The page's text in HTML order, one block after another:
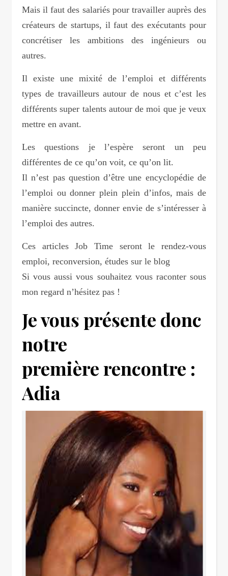
Mais il faut des salariés pour travailler auprès des
créateurs de startups, il faut des exécutants pour
concrétiser les ambitions des ingénieurs ou
autres.
Il existe une mixité de l’emploi et différents
types de travailleurs autour de nous et c’est les
différents super talents autour de moi que je veux
mettre en avant.
Les questions je l’espère seront un peu
différentes de ce qu’on voit, ce qu’on lit.
Il n’est pas question d’être une encyclopédie de
l’emploi ou donner plein plein d’infos, mais de
manière succincte, donner envie de s’intéresser à
l’emploi des autres.
Ces articles Job Time seront le rendez-vous
emploi, reconversion, études sur le blog
Si vous aussi vous souhaitez vous raconter sous
mon regard n’hésitez pas !
Je vous présente donc
notre
première rencontre :
Adia